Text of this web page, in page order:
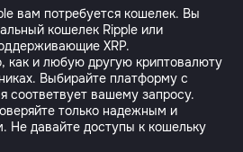
вам потребуется кошелек. Вы
кошелек Ripple или
XRP.
как и любую другую криптовалюту
Выбирайте платформу с
соответвует вашему запросу.
только надежным и
Не давайте доступы к кошельку